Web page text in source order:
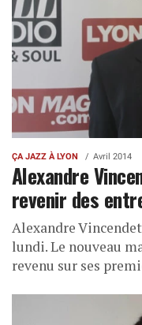
ÇA JAZZ À LYON Avril 2014
Alexandre
revenir des
Alexandre
lundi. Le nouveau
revenu sur ses